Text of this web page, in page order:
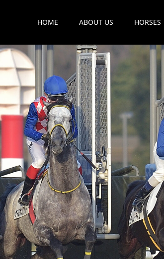
HOME ABOUT US HORSES